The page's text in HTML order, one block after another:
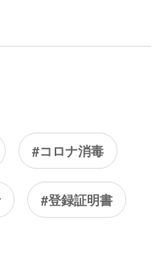
#コロナ消毒
#登録証明書